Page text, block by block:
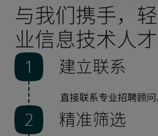
与我们携手，
业信息技术人才
建立联系
直接联系专业招聘顾问
精准筛选